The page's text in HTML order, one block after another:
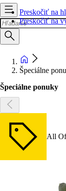
Preskočiť na
Preskočiť na
Špeciálne
Špeciálne ponuky
All